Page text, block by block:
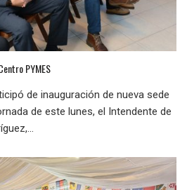
PYMES
de inauguración de nueva sede
de este lunes, el Intendente de